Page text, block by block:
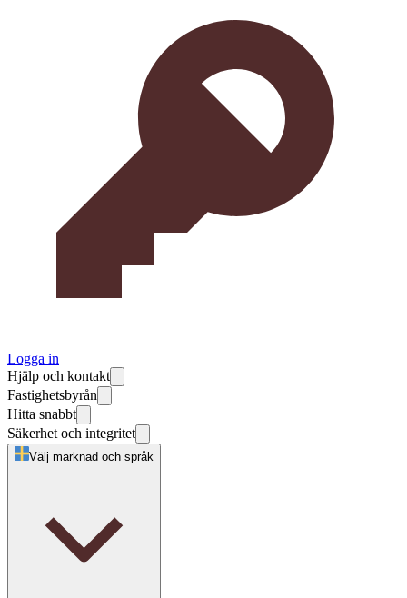
Logga in
Hjälp och kontakt
Fastighetsbyrån
Hitta snabbt
Säkerhet och integritet
Välj marknad och språk